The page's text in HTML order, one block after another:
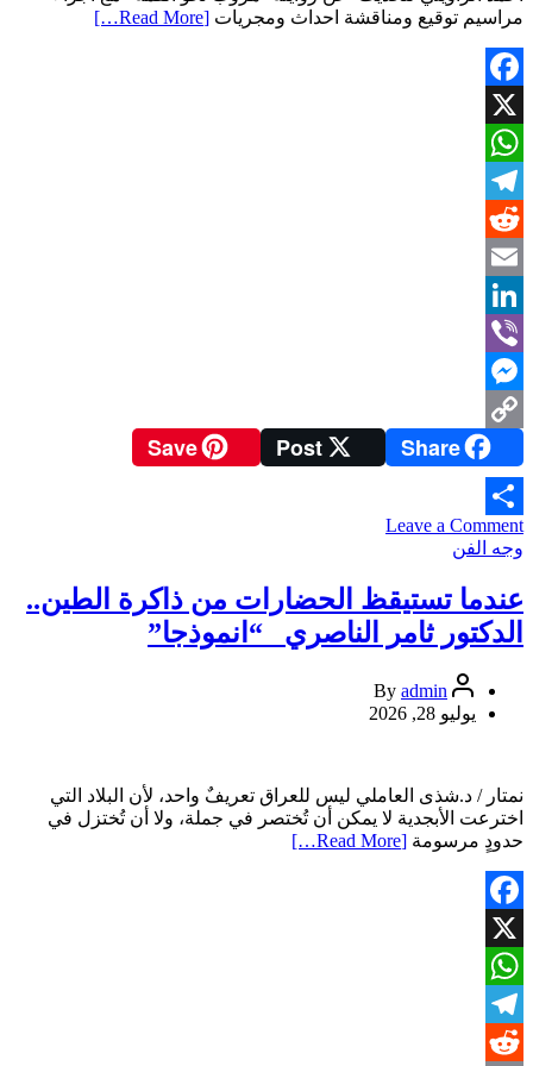
مراسيم توقيع ومناقشة احداث ومجريات [Read More…]
Facebook
X
WhatsApp
Telegram
Reddit
Email
LinkedIn
Viber
Messenger
Copy
Link
Share
Post
Save
Share
Leave a Comment
on
القمة”
في
نادي
للقراءة
وجه الفن
عندما تستيقظ الحضارات من ذاكرة الطين..
الدكتور ثامر الناصري “انموذجا”
admin
يوليو 28, 2026
نمتار / د.شذى العاملي ليس للعراق تعريفٌ واحد، لأن البلاد التي
اخترعت الأبجدية لا يمكن أن تُختصر في جملة، ولا أن تُختزل في
حدودٍ مرسومة [Read More…]
Facebook
X
WhatsApp
Telegram